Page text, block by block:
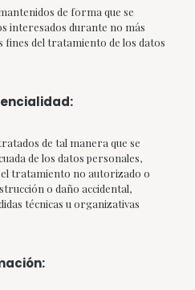
de forma que se
interesados durante no más
fines del tratamiento de los datos
de tal manera que se
de los datos personales,
tratamiento no autorizado o
o daño accidental,
técnicas u organizativas